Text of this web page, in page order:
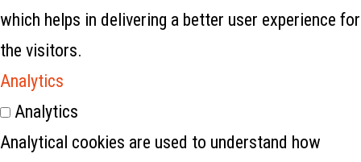
which helps in delivering a better user experience for
the visitors.
Analytics
Analytics
Analytical cookies are used to understand how